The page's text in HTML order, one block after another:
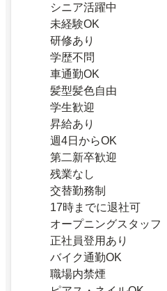
シニア活躍中
未経験OK
研修あり
学歴不問
車通勤OK
髪型髪色自由
学生歓迎
昇給あり
週4日からOK
第二新卒歓迎
残業なし
交替勤務制
17時までに退社可
オープニングスタッフ
正社員登用あり
バイク通勤OK
職場内禁煙